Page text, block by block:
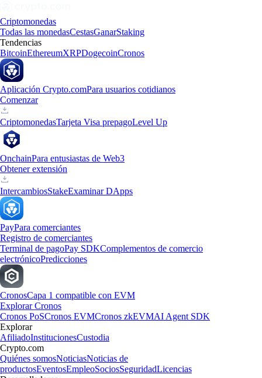
Criptomonedas
Todas las monedasCestasGanarStaking
Tendencias
BitcoinEthereumXRPDogecoinCronos
Aplicación Crypto.comPara usuarios cotidianos
Comenzar
CriptomonedasTarjeta Visa prepagoLevel Up
OnchainPara entusiastas de Web3
Obtener extensión
IntercambiosStakeExaminar DApps
PayPara comerciantes
Registro de comerciantes
Terminal de pagoPay SDKComplementos de comercio
electrónicoPredicciones
CronosCapa 1 compatible con EVM
Explorar Cronos
Cronos PoSCronos EVMCronos zkEVMAI Agent SDK
Explorar
AfiliadoInstitucionesCustodia
Crypto.com
Quiénes somosNoticiasNoticias de
productosEventosEmpleoSociosSeguridadLicencias